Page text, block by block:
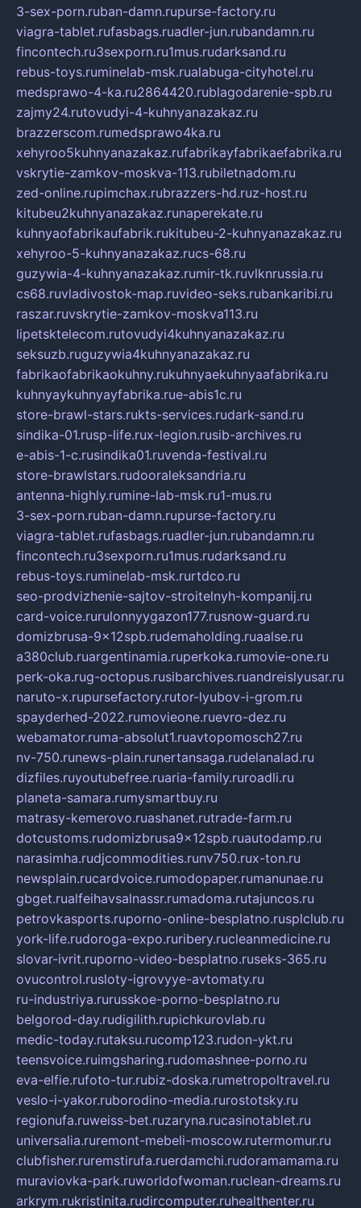
3-sex-porn.ruban-damn.rupurse-factory.ru
viagra-tablet.rufasbags.ruadler-jun.rubandamn.ru
fincontech.ru3sexporn.ru1mus.rudarksand.ru
rebus-toys.ruminelab-msk.rualabuga-cityhotel.ru
medsprawo-4-ka.ru2864420.rublagodarenie-spb.ru
zajmy24.rutovudyi-4-kuhnyanazakaz.ru
brazzerscom.rumedsprawo4ka.ru
xehyroo5kuhnyanazakaz.rufabrikayfabrikaefabrika.ru
vskrytie-zamkov-moskva-113.rubiletnadom.ru
zed-online.rupimchax.rubrazzers-hd.ruz-host.ru
kitubeu2kuhnyanazakaz.runaperekate.ru
kuhnyaofabrikaufabrik.rukitubeu-2-kuhnyanazakaz.ru
xehyroo-5-kuhnyanazakaz.rucs-68.ru
guzywia-4-kuhnyanazakaz.rumir-tk.ruvlknrussia.ru
cs68.ruvladivostok-map.ruvideo-seks.rubankaribi.ru
raszar.ruvskrytie-zamkov-moskva113.ru
lipetsktelecom.rutovudyi4kuhnyanazakaz.ru
seksuzb.ruguzywia4kuhnyanazakaz.ru
fabrikaofabrikaokuhny.rukuhnyaekuhnyaafabrika.ru
kuhnyaykuhnyayfabrika.rue-abis1c.ru
store-brawl-stars.rukts-services.rudark-sand.ru
sindika-01.rusp-life.rux-legion.rusib-archives.ru
e-abis-1-c.rusindika01.ruvenda-festival.ru
store-brawlstars.rudooraleksandria.ru
antenna-highly.rumine-lab-msk.ru1-mus.ru
3-sex-porn.ruban-damn.rupurse-factory.ru
viagra-tablet.rufasbags.ruadler-jun.rubandamn.ru
fincontech.ru3sexporn.ru1mus.rudarksand.ru
rebus-toys.ruminelab-msk.rurtdco.ru
seo-prodvizhenie-sajtov-stroitelnyh-kompanij.ru
card-voice.rurulonnyygazon177.rusnow-guard.ru
domizbrusa-9x12spb.rudemaholding.ruaalse.ru
a380club.ruargentinamia.ruperkoka.rumovie-one.ru
perk-oka.rug-octopus.rusibarchives.ruandreislyusar.ru
naruto-x.rupursefactory.rutor-lyubov-i-grom.ru
spayderhed-2022.rumovieone.ruevro-dez.ru
webamator.ruma-absolut1.ruavtopomosch27.ru
nv-750.runews-plain.runertansaga.rudelanalad.ru
dizfiles.ruyoutubefree.ruaria-family.ruroadli.ru
planeta-samara.rumysmartbuy.ru
matrasy-kemerovo.ruashanet.rutrade-farm.ru
dotcustoms.rudomizbrusa9x12spb.ruautodamp.ru
narasimha.rudjcommodities.runv750.rux-ton.ru
newsplain.rucardvoice.rumodopaper.rumanunae.ru
gbget.rualfeihavsalnassr.rumadoma.rutajuncos.ru
petrovkasports.ruporno-online-besplatno.rusplclub.ru
york-life.rudoroga-expo.ruribery.rucleanmedicine.ru
slovar-ivrit.ruporno-video-besplatno.ruseks-365.ru
ovucontrol.rusloty-igrovyye-avtomaty.ru
ru-industriya.rurusskoe-porno-besplatno.ru
belgorod-day.rudigilith.rupichkurovlab.ru
medic-today.rutaksu.rucomp123.rudon-ykt.ru
teensvoice.ruimgsharing.rudomashnee-porno.ru
eva-elfie.rufoto-tur.rubiz-doska.rumetropoltravel.ru
veslo-i-yakor.ruborodino-media.rurostotsky.ru
regionufa.ruweiss-bet.ruzaryna.rucasinotablet.ru
universalia.ruremont-mebeli-moscow.rutermomur.ru
clubfisher.ruremstirufa.ruerdamchi.rudoramamama.ru
muraviovka-park.ruworldofwoman.ruclean-dreams.ru
arkrym.rukristinita.rudircomputer.ruhealthenter.ru